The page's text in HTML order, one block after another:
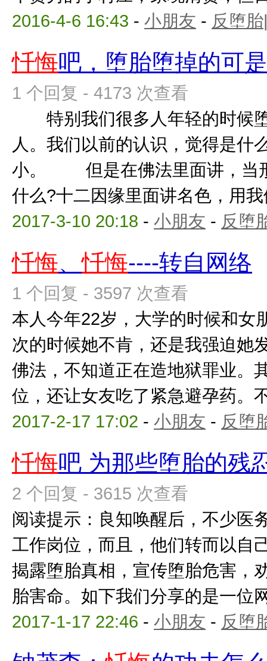
2016-4-6 16:43 - 小朋友 - 反堕
忏悔吧，堕胎堕掉的可
1 个回复 - 4173 次查看
特别我们很多人年轻的时候
人。我们以前的认识，觉得是什
小。 但是在佛法里面讲，当
什么?十二因缘里面讲名色，用
2017-3-10 20:18 - 小朋友 - 反堕
忏悔、忏悔----转自网络
1 个回复 - 3597 次查看
本人今年22岁，大学的时候和女
次的时候她不肯，还是我强迫她
佛法，不知道正在造地狱罪业。
位，还让女友吃了紧急避孕药。
2017-2-17 17:02 - 小朋友 - 反堕
忏悔吧 为那些堕胎的残
2 个回复 - 3615 次查看
阅读提示：良知唤醒后，不少医
工作岗位，而且，他们转而以自
揭露堕胎真相，宣传堕胎危害，
胎害命。如下我们分享的是一位
2017-1-17 22:46 - 小朋友 - 反堕